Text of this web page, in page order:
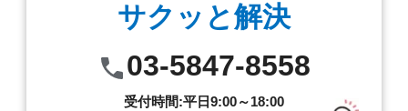
サクッと解決
03-5847-8558
受付時間:平日9:00～18:00